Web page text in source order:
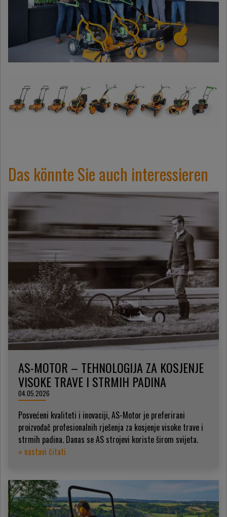
Das könnte Sie auch interessieren
AS-MOTOR – TEHNOLOGIJA ZA KOSJENJE
VISOKE TRAVE I STRMIH PADINA
04.05.2026
Posvećeni kvaliteti i inovaciji, AS-Motor je preferirani
proizvođač profesionalnih rješenja za kosjenje visoke trave i
strmih padina. Danas se AS strojevi koriste širom svijeta.
» nastavi čitati